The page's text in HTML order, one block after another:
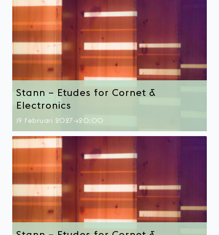
Stann – Etudes for Cornet &
Electronics
19 februari 2027→20:00